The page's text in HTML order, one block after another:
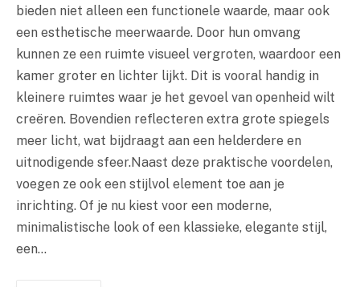
bieden niet alleen een functionele waarde, maar ook
een esthetische meerwaarde. Door hun omvang
kunnen ze een ruimte visueel vergroten, waardoor een
kamer groter en lichter lijkt. Dit is vooral handig in
kleinere ruimtes waar je het gevoel van openheid wilt
creëren. Bovendien reflecteren extra grote spiegels
meer licht, wat bijdraagt aan een helderdere en
uitnodigende sfeer.Naast deze praktische voordelen,
voegen ze ook een stijlvol element toe aan je
inrichting. Of je nu kiest voor een moderne,
minimalistische look of een klassieke, elegante stijl,
een…